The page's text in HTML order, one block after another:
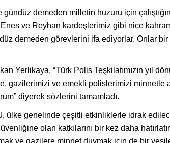
demeden milletin huzuru için
Enes ve Reyhan kardeşlerimiz gibi nice
demeden görevlerini ifa ediyorlar. Onlar bir
Yerlikaya, “Türk Polis Teşkilatımızın yıl
gazilerimizi ve emekli polislerimizi minnetle
diyerek sözlerini tamamladı.
ülke genelinde çeşitli etkinliklerle idrak
olan katkılarını bir kez daha
ve gazilere minnet duymak için de bir